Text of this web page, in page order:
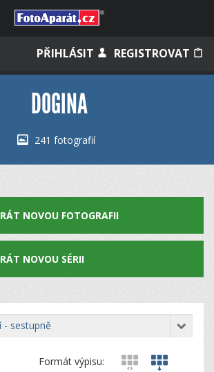
PŘIHLÁSIT REGISTROVAT
Měli jste účet na starém webu?
DOGINA
241 fotografií
NOVOU FOTOGRAFII
NOVOU SÉRII
- sestupně
Formát výpisu: